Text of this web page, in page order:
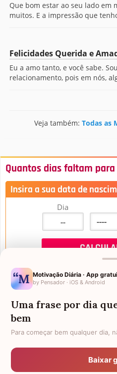
Que bom estar ao seu lado em
muitos. E a impressão que
Felicidades Querida e
Eu a amo tanto, e você sabe.
relacionamento, pois em nós,
Veja também: Todas as
Quantos dias faltam
Insira a sua data de
Dia
Mensagens
Motivação Diária · App
by Pensador · iOS & Android
Uma frase por dia
bem
Para começar bem qualquer dia,
Baixar